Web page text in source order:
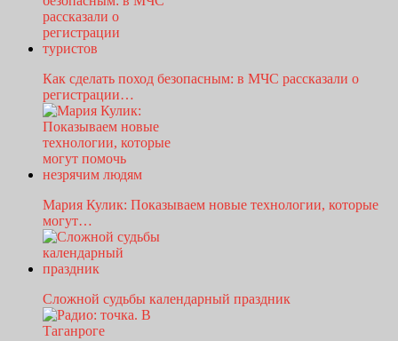
Как сделать поход безопасным: в МЧС рассказали о
регистрации…
Мария Кулик: Показываем новые технологии, которые
могут…
Сложной судьбы календарный праздник